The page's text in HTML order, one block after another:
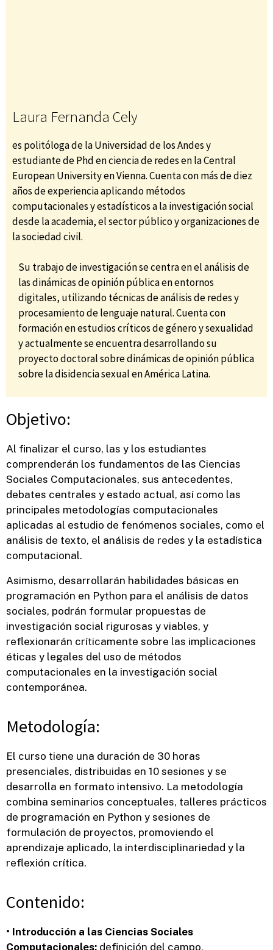
Laura Fernanda Cely
es politóloga de la Universidad de los Andes y
estudiante de Phd en ciencia de redes en la Central
European University en Vienna. Cuenta con más de diez
años de experiencia aplicando métodos
computacionales y estadísticos a la investigación social
desde la academia, el sector público y organizaciones de
la sociedad civil.
Su trabajo de investigación se centra en el análisis de
las dinámicas de opinión pública en entornos
digitales, utilizando técnicas de análisis de redes y
procesamiento de lenguaje natural. Cuenta con
formación en estudios críticos de género y sexualidad
y actualmente se encuentra desarrollando su
proyecto doctoral sobre dinámicas de opinión pública
sobre la disidencia sexual en América Latina.
Objetivo:
Al finalizar el curso, las y los estudiantes
comprenderán los fundamentos de las Ciencias
Sociales Computacionales, sus antecedentes,
debates centrales y estado actual, así como las
principales metodologías computacionales
aplicadas al estudio de fenómenos sociales, como el
análisis de texto, el análisis de redes y la estadística
computacional.
Asimismo, desarrollarán habilidades básicas en
programación en Python para el análisis de datos
sociales, podrán formular propuestas de
investigación social rigurosas y viables, y
reflexionarán críticamente sobre las implicaciones
éticas y legales del uso de métodos
computacionales en la investigación social
contemporánea.
Metodología:
El curso tiene una duración de 30 horas
presenciales, distribuidas en 10 sesiones y se
desarrolla en formato intensivo. La metodología
combina seminarios conceptuales, talleres prácticos
de programación en Python y sesiones de
formulación de proyectos, promoviendo el
aprendizaje aplicado, la interdisciplinariedad y la
reflexión crítica.
Contenido:
• Introducción a las Ciencias Sociales
Computacionales: definición del campo,